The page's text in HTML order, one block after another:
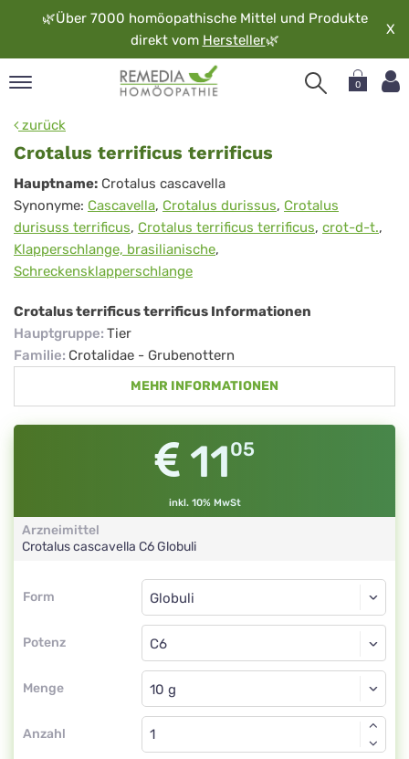
🌿Über 7000 homöopathische Mittel und Produkte
direkt vom Hersteller🌿
X
0
zurück
Crotalus terrificus terrificus
Crotalus
terrificus
terrificus
Hauptname: Crotalus cascavella
Synonyme: Cascavella, Crotalus durissus, Crotalus
durisuss terrificus, Crotalus terrificus terrificus, crot-d-t.,
Klapperschlange, brasilianische,
Schreckensklapperschlange
Crotalus terrificus terrificus Informationen
Hauptgruppe: Tier
Familie: Crotalidae - Grubenottern
MEHR INFORMATIONEN
1105
inkl. 10% MwSt
Arzneimittel
Crotalus cascavella C6Globuli
Form
Form
Potenz
Globuli
C6
Menge
Globuli
Anzahl